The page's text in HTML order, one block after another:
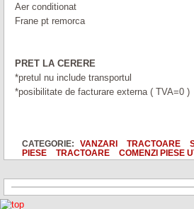
Aer conditionat
Frane pt remorca
PRET LA CERERE
*pretul nu include transportul
*posibilitate de facturare externa ( TVA=0 )
CATEGORIE: VANZARI TRACTOARE
PIESE
TRACTOARE COMENZI PIESE